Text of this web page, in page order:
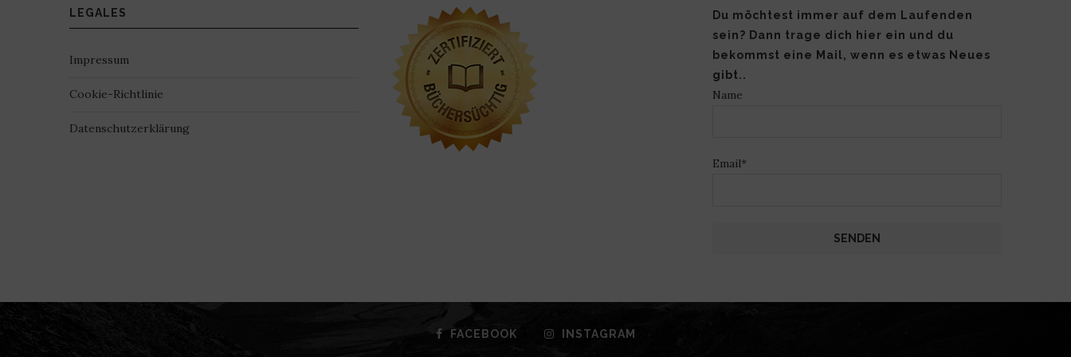
LEGALES
Impressum
Cookie-Richtlinie
Datenschutzerklärung
Du möchtest immer auf dem Laufenden
sein? Dann trage dich hier ein und du
bekommst eine Mail, wenn es etwas Neues
gibt..
Name
Email*
FACEBOOK INSTAGRAM